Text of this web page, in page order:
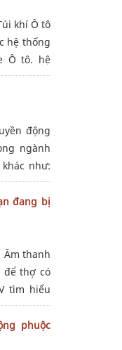
khí Ô tô
hệ thống
Ô tô. hệ
đầy khí
động
ngành
như:
dây đai
đang bị
Âm thanh
để thợ có
tìm hiểu
gió rít Khi
phuộc